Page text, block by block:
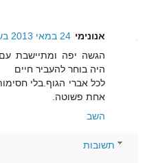
אנונימי 24 במאי 2013 בשעה 17:57
הגשה יפה ומתיישבת עם
היה בוחר להעביר חיים
לכל אברי הגוף.בלי
אחת פשוטה.
השב
תשובות